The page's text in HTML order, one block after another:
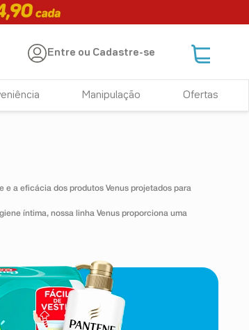
Entre ou Cadastre-se
Manipulação Ofertas
e a eficácia dos produtos Venus projetados para
íntima, nossa linha Venus proporciona uma